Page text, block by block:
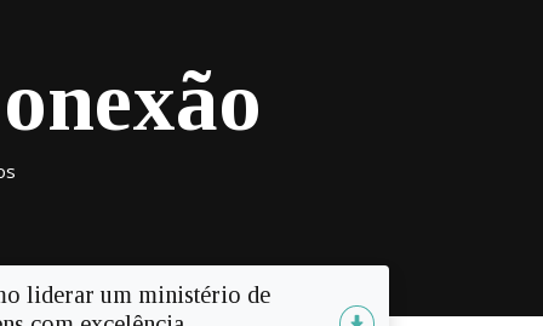
liderar um ministério de